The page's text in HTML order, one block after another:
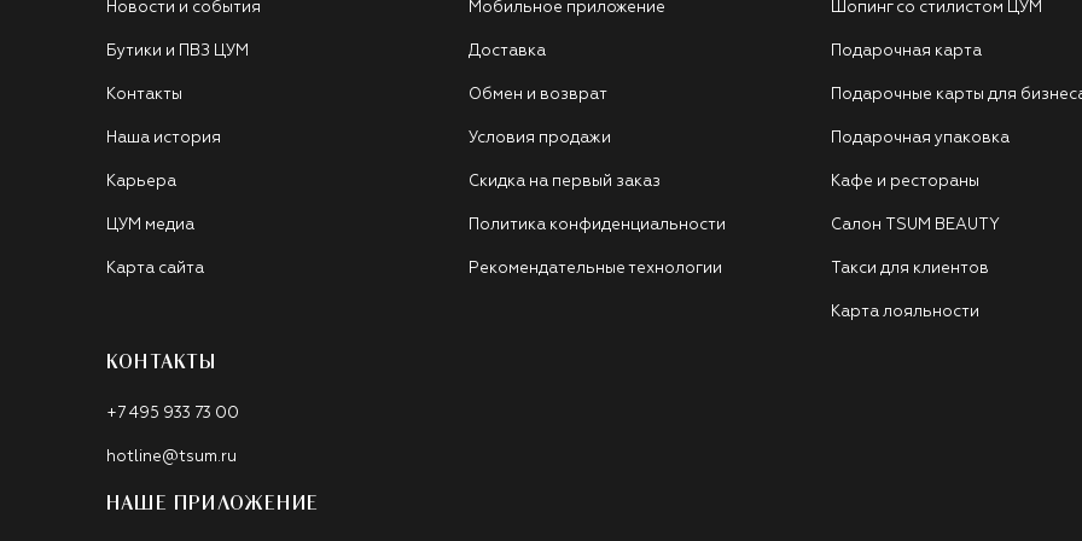
Новости и события
Бутики и ПВЗ ЦУМ
Контакты
Наша история
Карьера
ЦУМ медиа
Карта сайта
Мобильное приложение
Доставка
Обмен и возврат
Условия продажи
Скидка на первый заказ
Политика конфиденциальности
Рекомендательные технологии
Шопинг со стилистом ЦУМ
Подарочная карта
Подарочные карты для
Подарочная упаковка
Кафе и рестораны
Салон TSUM BEAUTY
Такси для клиентов
Карта лояльности
КОНТАКТЫ
+7 495 933 73 00
hotline@tsum.ru
НАШЕ ПРИЛОЖЕНИЕ